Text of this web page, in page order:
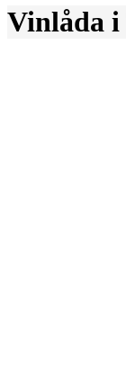
Vinlåda i